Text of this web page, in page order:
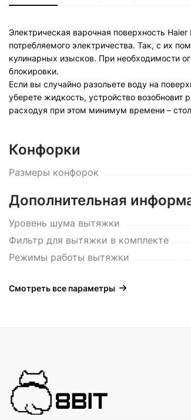
Электрическая варочная поверхность
потребляемого электричества. Так, с их
кулинарных изысков. При необходимости
блокировки.
Если вы случайно разольете воду на
уберете жидкость, устройство возобновит
расходуя при этом минимум времени –
Конфорки
Размеры конфорок
Дополнительная
Уровень шума вытяжки
Фильтр для вытяжки в комплекте
Режимы работы вытяжки
Смотреть все параметры